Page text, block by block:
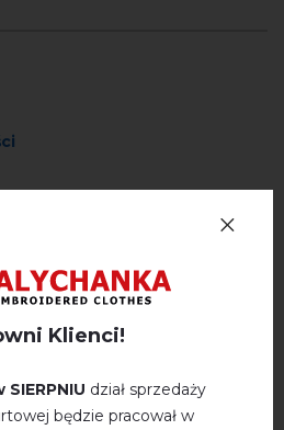
Klienci!
SIERPNIU dział sprzedaży
będzie pracował w